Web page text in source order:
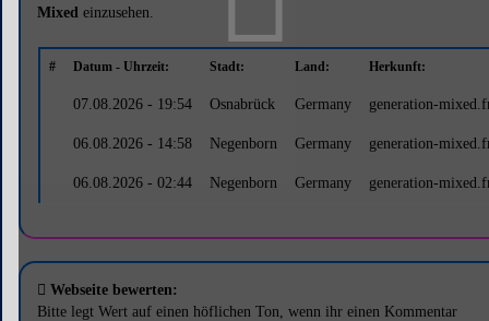
Mixed einzusehen.
# Datum - Uhrzeit: Stadt: Land: Herkunft:
07.08.2026 - 19:54 Osnabrück Germany generation-
06.08.2026 - 14:58 Negenborn Germany generation-
06.08.2026 - 02:44 Negenborn Germany generation-
Webseite bewerten:
Bitte legt Wert auf einen höflichen Ton, wenn ihr einen Kommentar